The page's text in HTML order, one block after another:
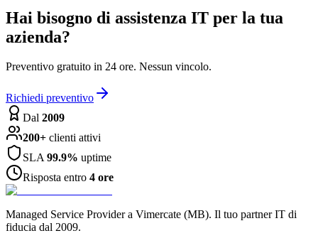
Hai bisogno di assistenza IT per la tua
azienda?
Preventivo gratuito in 24 ore. Nessun vincolo.
Richiedi preventivo
Dal 2009
200+ clienti attivi
SLA99.9% uptime
Risposta entro 4 ore
Managed Service Provider a Vimercate (MB). Il tuo partner IT di
fiducia dal 2009.